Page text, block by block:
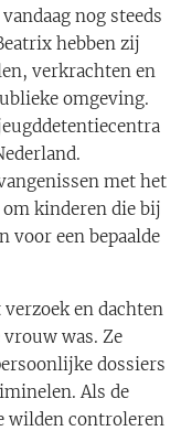
nog steeds
hebben zij
verkrachten en
omgeving.
met het
kinderen die bij
voor een bepaalde
en dachten
was. Ze
dossiers
Als de
wilden controleren